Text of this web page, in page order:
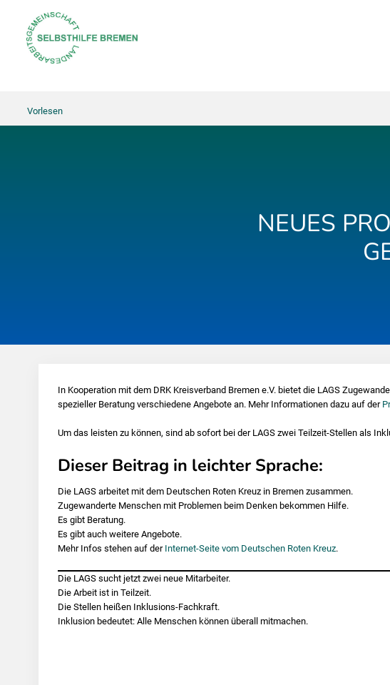
Vorlesen
NEUES
In Kooperation mit dem DRK Kreisverband Bremen e.V. bietet die LAGS
spezieller Beratung verschiedene Angebote an. Mehr Informationen dazu auf der
Um das leisten zu können, sind ab sofort bei der LAGS zwei Teilzeit-Stellen als
Dieser Beitrag in leichter Sprache:
Die LAGS arbeitet mit dem Deutschen Roten Kreuz in Bremen zusammen.
Zugewanderte Menschen mit Problemen beim Denken bekommen Hilfe.
Es gibt Beratung.
Es gibt auch weitere Angebote.
Mehr Infos stehen auf der Internet-Seite vom Deutschen Roten Kreuz.
Die LAGS sucht jetzt zwei neue Mitarbeiter.
Die Arbeit ist in Teilzeit.
Die Stellen heißen Inklusions-Fachkraft.
Inklusion bedeutet: Alle Menschen können überall mitmachen.